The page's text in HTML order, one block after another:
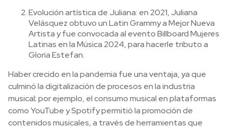
Evolución artística de Juliana: en 2021, Juliana
Velásquez obtuvo un Latin Grammy a Mejor Nueva
Artista y fue convocada al evento Billboard Mujeres
Latinas en la Música 2024, para hacerle tributo a
Gloria Estefan.
Haber crecido en la pandemia fue una ventaja, ya que
culminó la digitalización de procesos en la industria
musical; por ejemplo, el consumo musical en plataformas
como YouTube y Spotify permitió la promoción de
contenidos musicales, a través de herramientas que